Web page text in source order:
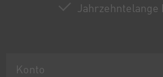
Jahrzehntelange
Konto